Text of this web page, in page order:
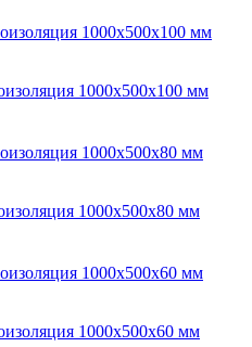
1000x500x100 мм
1000x500x80 мм
1000x500x60 мм